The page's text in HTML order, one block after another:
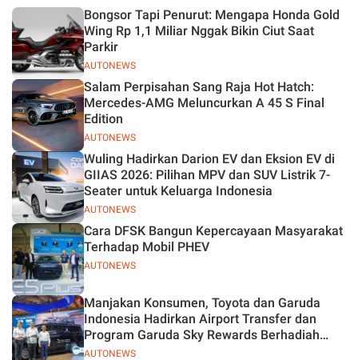
AUTONEWS
Bongsor Tapi Penurut: Mengapa Honda Gold
Wing Rp 1,1 Miliar Nggak Bikin Ciut Saat
Parkir
AUTONEWS
Salam Perpisahan Sang Raja Hot Hatch:
Mercedes-AMG Meluncurkan A 45 S Final
Edition
AUTONEWS
Wuling Hadirkan Darion EV dan Eksion EV di
GIIAS 2026: Pilihan MPV dan SUV Listrik 7-
Seater untuk Keluarga Indonesia
AUTONEWS
Cara DFSK Bangun Kepercayaan Masyarakat
Terhadap Mobil PHEV
AUTONEWS
Manjakan Konsumen, Toyota dan Garuda
Indonesia Hadirkan Airport Transfer dan
Program Garuda Sky Rewards Berhadiah
Hybrid EV